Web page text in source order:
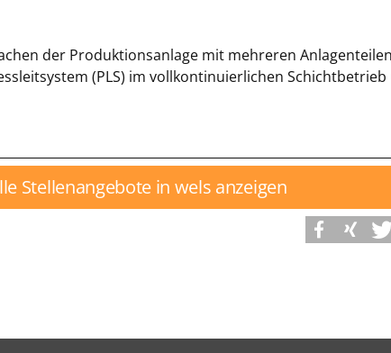
der Produktionsanlage mit mehreren
(PLS) im vollkontinuierlichen
Stellenangebote in wels anzeigen